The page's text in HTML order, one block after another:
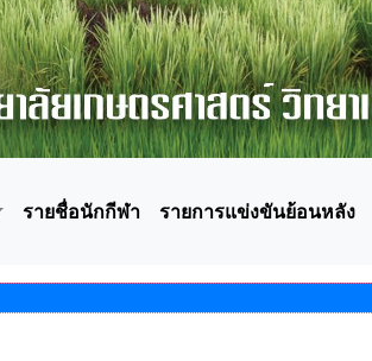
รายชื่อนักกีฬา รายการแข่งขันย้อนหลัง